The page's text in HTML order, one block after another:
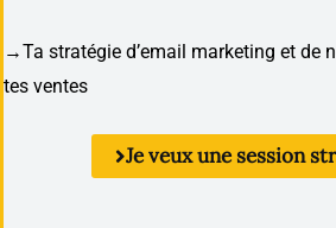
→Ta stratégie d’email marketing et de
tes ventes
Je veux une session